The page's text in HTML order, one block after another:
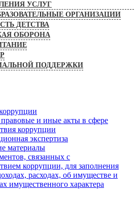
УСЛУГ
ОРГАНИЗАЦИИ
ДЕТСТВА
ОБОРОНА
ПОДДЕРЖКИ
и иные акты в сфере
коррупции
экспертиза
материалы
связанных с
коррупции, для заполнения
расходах, об имуществе и
имущественного характера